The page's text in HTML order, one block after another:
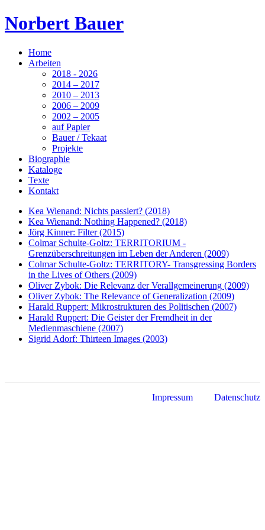
Norbert Bauer
Home
Arbeiten
2018 - 2026
2014 – 2017
2010 – 2013
2006 – 2009
2002 – 2005
auf Papier
Bauer / Tekaat
Projekte
Biographie
Kataloge
Texte
Kontakt
Kea Wienand: Nichts passiert? (2018)
Kea Wienand: Nothing Happened? (2018)
Jörg Kinner: Filter (2015)
Colmar Schulte-Goltz: TERRITORIUM -
Grenzüberschreitungen im Leben der Anderen (2009)
Colmar Schulte-Goltz: TERRITORY- Transgressing Borders
in the Lives of Others (2009)
Oliver Zybok: Die Relevanz der Verallgemeinerung (2009)
Oliver Zybok: The Relevance of Generalization (2009)
Harald Ruppert: Mikrostrukturen des Politischen (2007)
Harald Ruppert: Die Geister der Fremdheit in der
Medienmaschiene (2007)
Sigrid Adorf: Thirteen Images (2003)
Impressum Datenschutz